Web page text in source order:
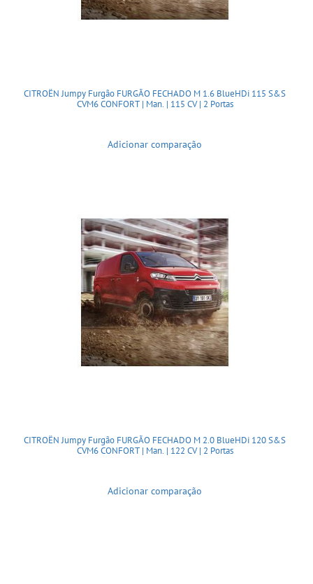
CITROËN Jumpy Furgão FURGÃO FECHADO M 1.6 BlueHDi 115 S&S
CVM6 CONFORT | Man. | 115 CV | 2 Portas
Adicionar comparação
CITROËN Jumpy Furgão FURGÃO FECHADO M 2.0 BlueHDi 120 S&S
CVM6 CONFORT | Man. | 122 CV | 2 Portas
Adicionar comparação